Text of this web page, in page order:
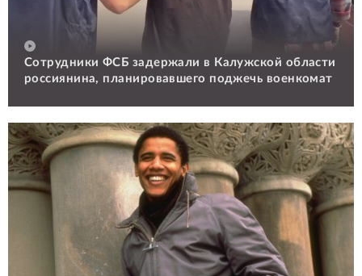
Сотрудники ФСБ задержали в Калужской области
россиянина, планировавшего поджечь военкомат